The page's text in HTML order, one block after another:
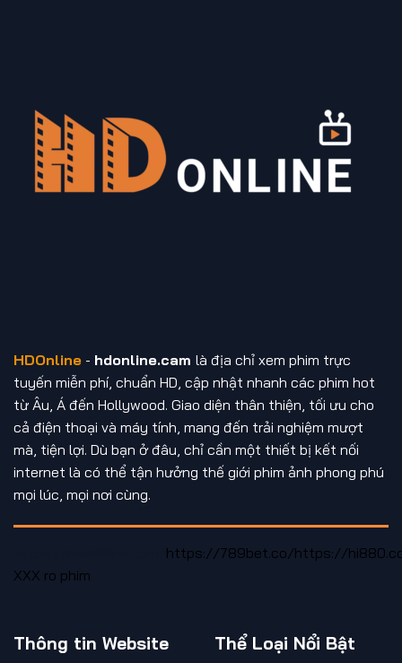
HDOnline - hdonline.cam là địa chỉ xem phim trực
tuyến miễn phí, chuẩn HD, cập nhật nhanh các phim hot
từ Âu, Á đến Hollywood. Giao diện thân thiện, tối ưu cho
cả điện thoại và máy tính, mang đến trải nghiệm mượt
mà, tiện lợi. Dù bạn ở đâu, chỉ cần một thiết bị kết nối
internet là có thể tận hưởng thế giới phim ảnh phong phú
mọi lúc, mọi nơi cùng.
https://789bet.co/https://
XXX ro phim
Thông tin Website Thể Loại Nổi Bật